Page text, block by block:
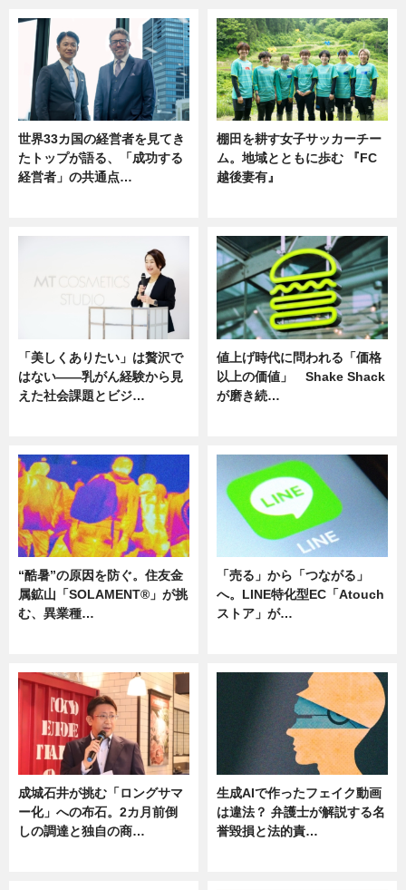
世界33カ国の経営者を見てき
たトップが語る、「成功する
経営者」の共通点…
棚田を耕す女子サッカーチー
ム。地域とともに歩む 『FC
越後妻有』
「美しくありたい」は贅沢で
はない――乳がん経験から見
えた社会課題とビジ…
値上げ時代に問われる「価格
以上の価値」 Shake Shack
が磨き続…
“酷暑”の原因を防ぐ。住友金
属鉱山「SOLAMENT®」が挑
む、異業種…
「売る」から「つながる」
へ。LINE特化型EC「Atouch
ストア」が…
成城石井が挑む「ロングサマ
ー化」への布石。2カ月前倒
しの調達と独自の商…
生成AIで作ったフェイク動画
は違法？ 弁護士が解説する名
誉毀損と法的責…